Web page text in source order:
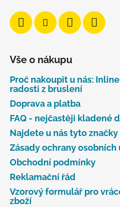
Vše o nákupu
Proč nakoupit u nás:
radosti z bruslení
Doprava a platba
FAQ - nejčastěji kladené
Najdete u nás tyto značky
Zásady ochrany osobních
Obchodní podmínky
Reklamační řád
Vzorový formulář pro
zboží